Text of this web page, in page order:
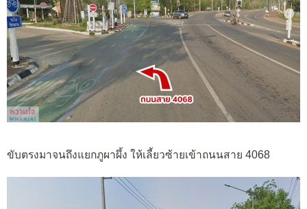
ขับตรงมาจนถึงแยกภูผาผึ้ง ให้เลี้ยวซ้ายเข้าถนนสาย 4068